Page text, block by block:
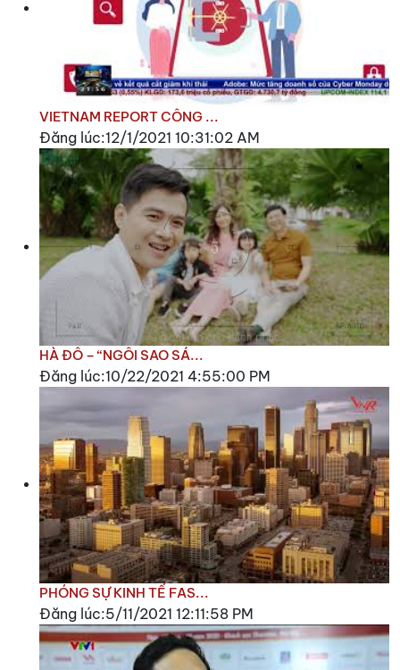
VIETNAM REPORT CÔNG ...
Đăng lúc:12/1/2021 10:31:02 AM
HÀ ĐÔ – “NGÔI SAO SÁ...
Đăng lúc:10/22/2021 4:55:00 PM
PHÓNG SỰ KINH TẾ FAS...
Đăng lúc:5/11/2021 12:11:58 PM